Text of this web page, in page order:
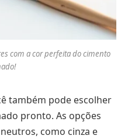
com a cor perfeita do cimento
também pode escolher
pronto. As opções
como cinza e